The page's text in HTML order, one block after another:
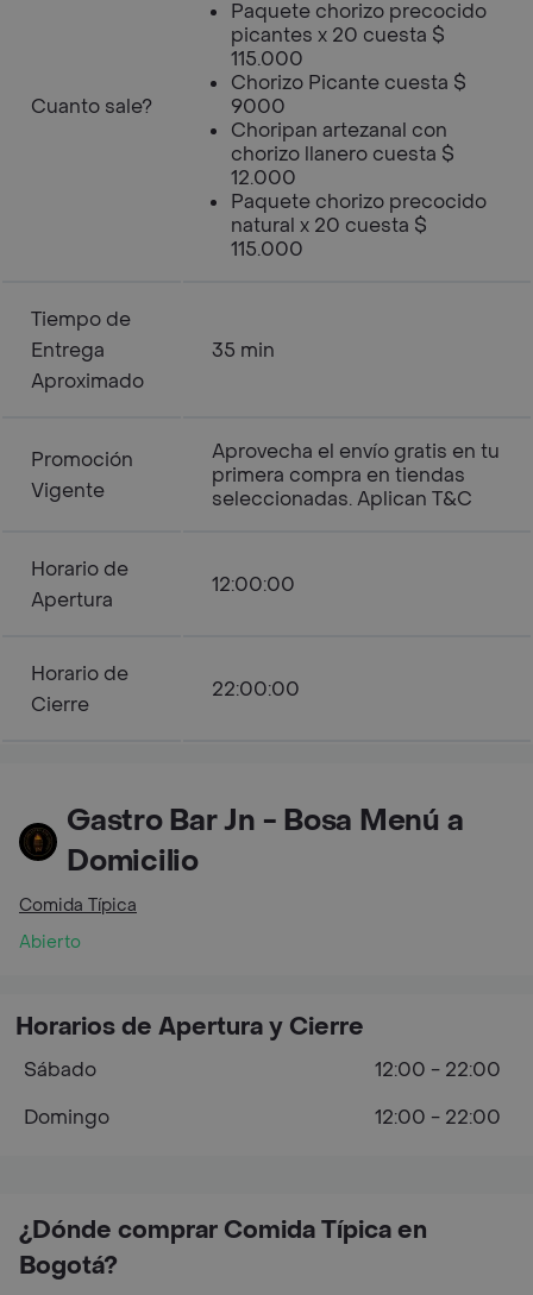
Cuanto sale?
Paquete chorizo precocido
picantes x 20 cuesta $
115.000
Chorizo Picante cuesta $
9000
Choripan artezanal con
chorizo llanero cuesta $
12.000
Paquete chorizo precocido
natural x 20 cuesta $
115.000
Tiempo de
Entrega
Aproximado
35 min
Promoción
Vigente
Aprovecha el envío gratis en tu
primera compra en tiendas
seleccionadas. Aplican T&C
Horario de
Apertura
12:00:00
Horario de
Cierre
22:00:00
Gastro Bar Jn - Bosa Menú a
Domicilio
Comida Típica
Abierto
¿Dónde comprar Comida Típica en
Bogotá?
Horarios de Apertura y Cierre
Sábado
12:00 - 22:00
Domingo
12:00 - 22:00